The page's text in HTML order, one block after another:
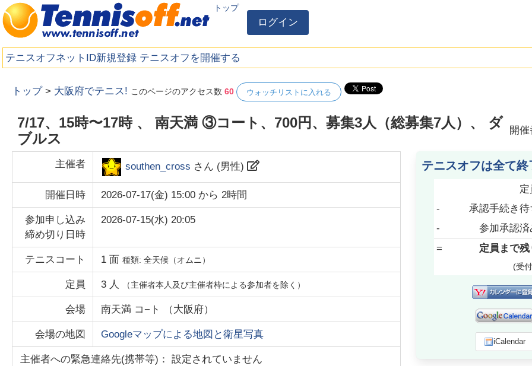
トップ
ログイン
テニスオフネットID新規登録 テニスオフを開催する
トップ > 大阪府でテニス! このページのアクセス数60 ウォッチリストに入れる
7/17、15時〜17時 、 南天満 ③コート、700円、募集3人（総募集7人）、 ダ
ブルス
開
主催者 southen_cross さん (男性)
開催日時 2026-07-17(金) 15:00 から2時間
参加申し込み
締め切り日時
2026-07-15(水) 20:05
テニスコート 1 面種類:全天候（オムニ）
定員 3 人 （主催者本人及び主催者枠による参加者を除く）
会場 南天満 コ−ト （大阪府）
会場の地図 Googleマップによる地図と衛星写真
主催者への緊急連絡先(携帯等)： 設定されていません
テニスオフは全て終
定
-
承認手続き待
-
参加承認済
=
定員まで残
(受
iCalendar